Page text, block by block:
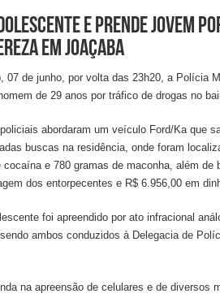
e prende jovem
em Joaçaba
07 de junho, por volta das 23h20, a Polícia
de 29 anos por tráfico de drogas no
abordaram um veículo Ford/Ka que
buscas na residência, onde foram
e 780 gramas de maconha, além de
dos entorpecentes e R$ 6.956,00 em
foi apreendido por ato infracional
ambos conduzidos à Delegacia de
na apreensão de celulares e de diversos